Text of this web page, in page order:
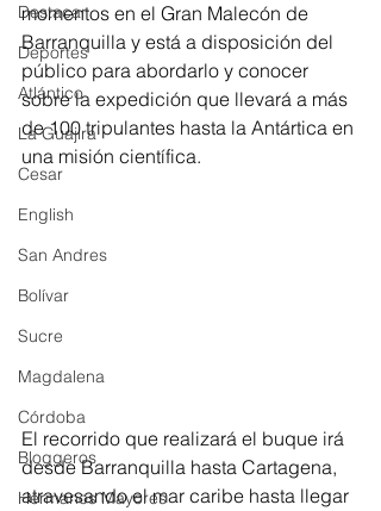
Destacar
Deportes
Atlántico
La Guajira
Cesar
English
San Andres
Bolívar
Sucre
Magdalena
Córdoba
Bloggeros
Hermanos Mayores
momentos en el Gran Malecón de
Barranquilla y está a disposición del
público para abordarlo y conocer
sobre la expedición que llevará a más
de 100 tripulantes hasta la Antártica en
una misión científica.
El recorrido que realizará el buque irá
desde Barranquilla hasta Cartagena,
atravesando el mar caribe hasta llegar